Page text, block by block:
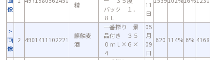
像
精
パック １．
８Ｌ
11
日
画
像
2 4901411102221
麒麟麦
酒
一番搾り 景
品付き ３５
０ｍｌ×６×
４
05
月
09
日
620 114% 6% 4168